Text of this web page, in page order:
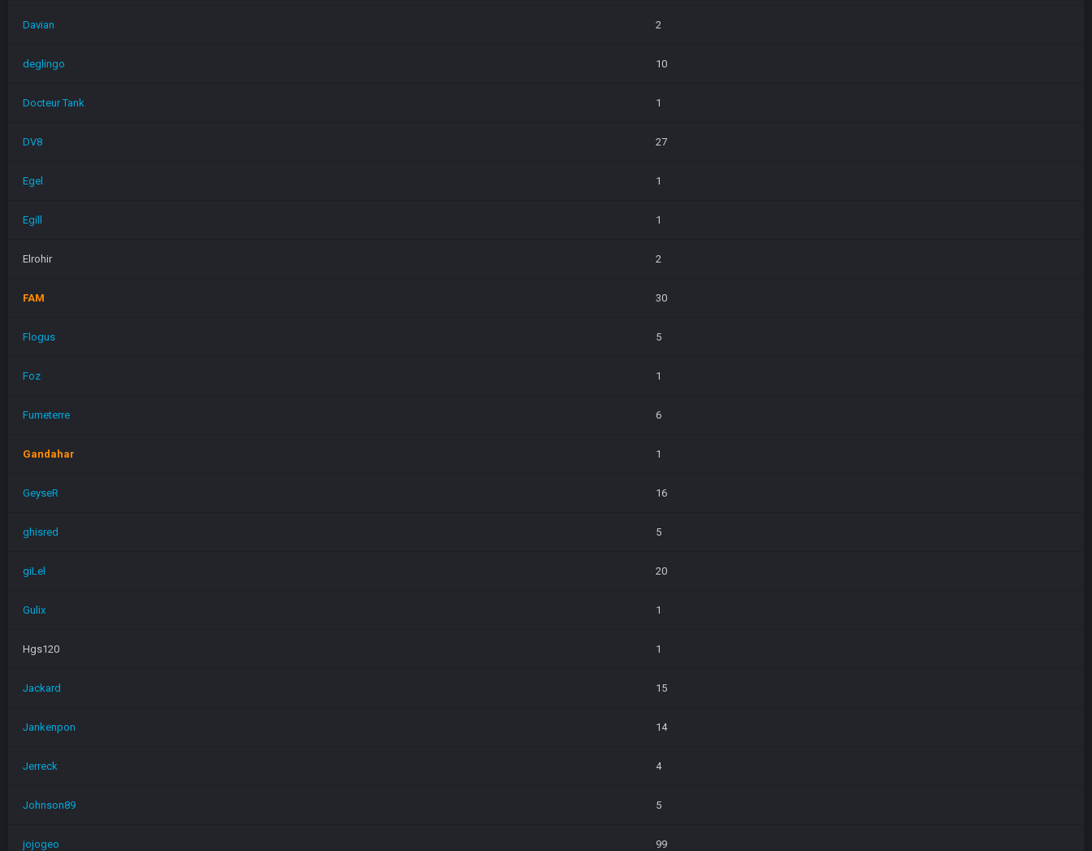
Davian 2
deglingo 10
Docteur Tank 1
DV8 27
Egel 1
Egill 1
Elrohir 2
FAM 30
Flogus 5
Foz 1
Fumeterre 6
Gandahar 1
GeyseR 16
ghisred 5
giLel 20
Gulix 1
Hgs120 1
Jackard 15
Jankenpon 14
Jerreck 4
Johnson89 5
jojogeo 99